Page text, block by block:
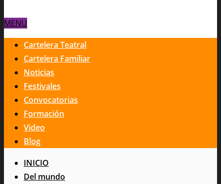
MENU
Cartelera Teatral
Cartelera Familiar
Noticias
Festivales
Convocatorias
Formación
Video
Blog
INICIO
Del mundo